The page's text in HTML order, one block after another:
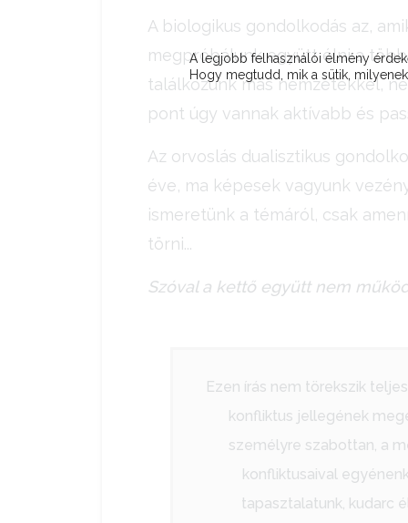
A biologikus gondolkodás az,
megpróbálunk együtt élni a
találkozunk más nemzetekkel,
pont úgy vannak aktívabb és
Az orvoslás dualisztikus
éve, ma képesek vagyunk
ismeretünk a témáról, csak
törni...
Szóval a kettő együtt nem
Ezen írás nem törekszik
konfliktus jellegének
személyre szabottan, a
konfliktusaival
tapasztalatunk, kudarc
A legjobb felhasználói élmény
Hogy megtudd, mik a sütik,